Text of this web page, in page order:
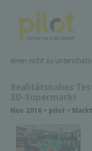
einen nicht zu
Realitätsnahes
3D-Supermarkt
Nov 2016 • pilot •